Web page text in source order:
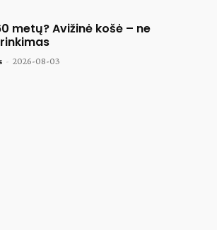
metų? Avižinė košė – ne
- 2026-08-03